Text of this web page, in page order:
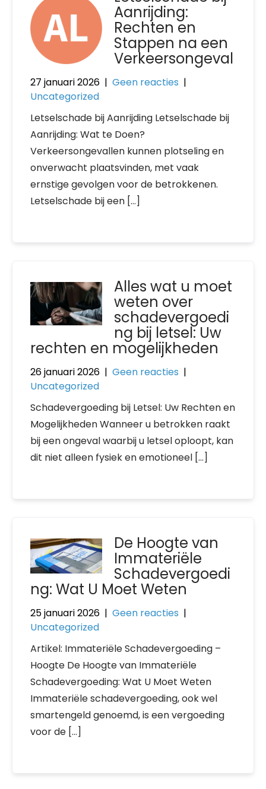
Aanrijding:
Rechten en
Stappen na een
Verkeersongeval
27 januari 2026 | Geen reacties |
Uncategorized
Letselschade bij Aanrijding Letselschade bij
Aanrijding: Wat te Doen?
Verkeersongevallen kunnen plotseling en
onverwacht plaatsvinden, met vaak
ernstige gevolgen voor de betrokkenen.
Letselschade bij een […]
Alles wat u moet
weten over
schadevergoedi
ng bij letsel: Uw
rechten en mogelijkheden
26 januari 2026 | Geen reacties |
Uncategorized
Schadevergoeding bij Letsel: Uw Rechten en
Mogelijkheden Wanneer u betrokken raakt
bij een ongeval waarbij u letsel oploopt, kan
dit niet alleen fysiek en emotioneel […]
De Hoogte van
Immateriële
Schadevergoedi
ng: Wat U Moet Weten
25 januari 2026 | Geen reacties |
Uncategorized
Artikel: Immateriële Schadevergoeding –
Hoogte De Hoogte van Immateriële
Schadevergoeding: Wat U Moet Weten
Immateriële schadevergoeding, ook wel
smartengeld genoemd, is een vergoeding
voor de […]